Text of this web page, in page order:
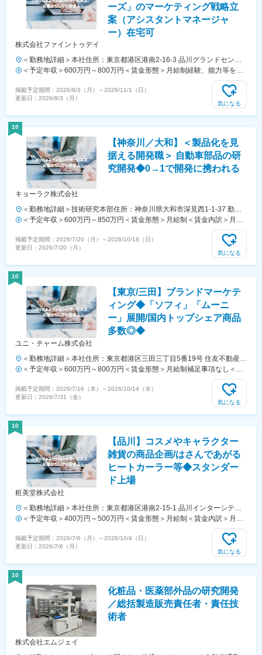
ーズ」のマーケティング戦略立
案（アシスタントマネージャ
ー）在宅可
株式会社ファイントゥデイ
＜勤務地詳細＞本社住所：東京都港区港南2-16-3 品川グランドセント
ラルタワー18F受動喫煙対策：屋内全面禁煙変更の範囲：会社の定める
＜予定年収＞600万円～800万円＜賃金形態＞月給制経験、能力等を考
慮し、規定により優遇いたします。＜賃金内訳＞月額（基本給）：
333,000円～444,000円＜月給＞333,000円～444,000円＜昇給有無＞有
＜残業手当＞有＜給与補足＞賞与含む、残業代別途支給賃金はあくまで
掲載予定期間： 2026/8/3（月） ～2026/11/1（日）
更新日： 2026/8/3（月）
気になる
10
【神奈川／大和】＜製品化を見
据える開発職＞ 自動車部品の研
究開発◆0→1で開発に携われる
キョーラク株式会社
＜勤務地詳細＞技術研究本部住所：神奈川県大和市深見西1-1-37 勤務
地最寄駅：小田急江ノ島線／大和駅受動喫煙対策：屋内全面禁煙変更の
＜予定年収＞600万円～850万円＜賃金形態＞月給制＜賃金内訳＞月額
（基本給）：330,000円～440,000円＜月給＞330,000円～440,000円＜
昇給有無＞有＜残業手当＞有＜給与補足＞予定年収はあくまでも目安の
金額であり、選考を通じて上下する可能性があります。・賞与：年2回
掲載予定期間： 2026/7/20（月） ～2026/10/18（日）
更新日： 2026/7/20（月）
気になる
10
【東京/三田】ブランドマーケテ
ィング◆「ソフィ」「ムーニ
ー」展開/国内トップシェア商品
多数◎◆
ユニ・チャーム株式会社
＜勤務地詳細＞本社住所：東京都港区三田三丁目5番19号 住友不動産東
京三田ガーデンタワー受動喫煙対策：屋内全面禁煙変更の範囲：会社の
＜予定年収＞600万円～800万円＜賃金形態＞月給制補足事項なし＜賃
金内訳＞月額（基本給）：300,000円～400,000円＜月給＞300,000円
～400,000円＜昇給有無＞有＜残業手当＞有＜給与補足＞※上記の想定
年収（上限）には残業20Ｈを含んでおります賞与：年2回（前年度実
掲載予定期間： 2026/7/16（木） ～2026/10/14（水）
更新日： 2026/7/31（金）
気になる
10
【品川】コスメやキャラクター
雑貨の商品企画/はさんであがる
ヒートカーラー等◆スタンダー
ド上場
粧美堂株式会社
＜勤務地詳細＞本社住所：東京都港区港南2-15-1 品川インターシティA
棟23F勤務地最寄駅：各線／品川駅受動喫煙対策：屋内全面禁煙変更の
＜予定年収＞400万円～500万円＜賃金形態＞月給制＜賃金内訳＞月額
（基本給）：235,000円～300,000円＜月給＞235,000円～300,000円＜
昇給有無＞有＜残業手当＞有＜給与補足＞※給与については経験・能力
を考慮いたしますので、ご相談ください。■賞与：年2回（6月・12月）
掲載予定期間： 2026/7/6（月） ～2026/10/4（日）
更新日： 2026/7/6（月）
気になる
10
化粧品・医薬部外品の研究開発
／総括製造販売責任者・責任技
術者
株式会社エムジェイ